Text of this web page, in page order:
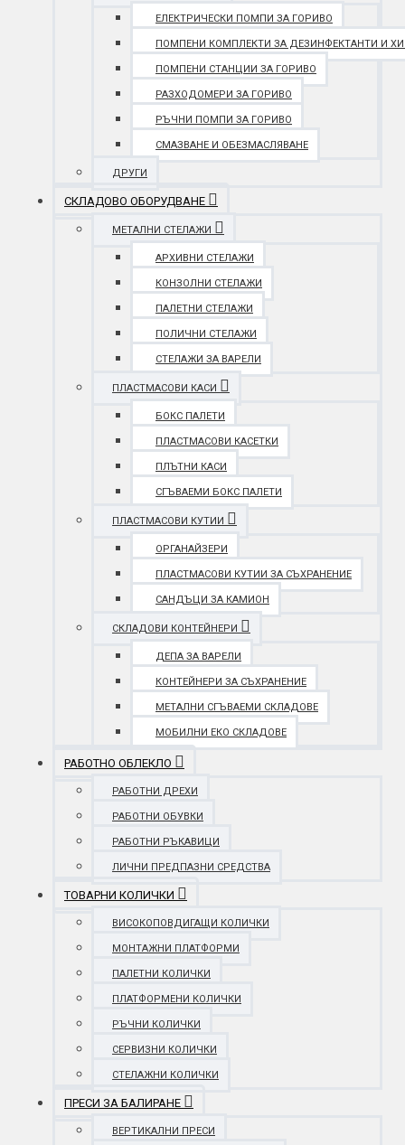
ЕЛЕКТРИЧЕСКИ ПОМПИ ЗА ГОРИВО
ПОМПЕНИ КОМПЛЕКТИ ЗА ДЕЗИНФЕКТАНТИ И
ПОМПЕНИ СТАНЦИИ ЗА ГОРИВО
РАЗХОДОМЕРИ ЗА ГОРИВО
РЪЧНИ ПОМПИ ЗА ГОРИВО
СМАЗВАНЕ И ОБЕЗМАСЛЯВАНЕ
ДРУГИ
СКЛАДОВО ОБОРУДВАНЕ
МЕТАЛНИ СТЕЛАЖИ
АРХИВНИ СТЕЛАЖИ
КОНЗОЛНИ СТЕЛАЖИ
ПАЛЕТНИ СТЕЛАЖИ
ПОЛИЧНИ СТЕЛАЖИ
СТЕЛАЖИ ЗА ВАРЕЛИ
ПЛАСТМАСОВИ КАСИ
БОКС ПАЛЕТИ
ПЛАСТМАСОВИ КАСЕТКИ
ПЛЪТНИ КАСИ
СГЪВАЕМИ БОКС ПАЛЕТИ
ПЛАСТМАСОВИ КУТИИ
ОРГАНАЙЗЕРИ
ПЛАСТМАСОВИ КУТИИ ЗА СЪХРАНЕНИЕ
САНДЪЦИ ЗА КАМИОН
СКЛАДОВИ КОНТЕЙНЕРИ
ДЕПА ЗА ВАРЕЛИ
КОНТЕЙНЕРИ ЗА СЪХРАНЕНИЕ
МЕТАЛНИ СГЪВАЕМИ СКЛАДОВЕ
МОБИЛНИ ЕКО СКЛАДОВЕ
РАБОТНО ОБЛЕКЛО
РАБОТНИ ДРЕХИ
РАБОТНИ ОБУВКИ
РАБОТНИ РЪКАВИЦИ
ЛИЧНИ ПРЕДПАЗНИ СРЕДСТВА
ТОВАРНИ КОЛИЧКИ
ВИСОКОПОВДИГАЩИ КОЛИЧКИ
МОНТАЖНИ ПЛАТФОРМИ
ПАЛЕТНИ КОЛИЧКИ
ПЛАТФОРМЕНИ КОЛИЧКИ
РЪЧНИ КОЛИЧКИ
СЕРВИЗНИ КОЛИЧКИ
СТЕЛАЖНИ КОЛИЧКИ
ПРЕСИ ЗА БАЛИРАНЕ
ВЕРТИКАЛНИ ПРЕСИ